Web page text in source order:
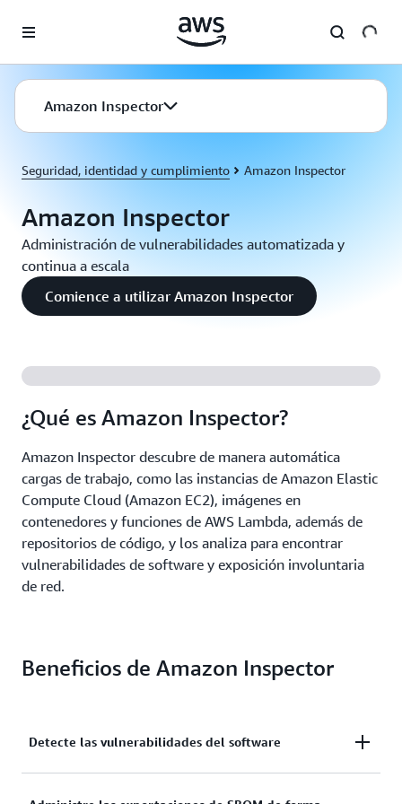
Amazon Inspector
Seguridad, identidad y cumplimiento Amazon Inspector
Amazon Inspector
Administración de vulnerabilidades automatizada y
continua a escala
Comience a utilizar Amazon Inspector
¿Qué es Amazon Inspector?
Amazon Inspector descubre de manera automática
cargas de trabajo, como las instancias de Amazon Elastic
Compute Cloud (Amazon EC2), imágenes en
contenedores y funciones de AWS Lambda, además de
repositorios de código, y los analiza para encontrar
vulnerabilidades de software y exposición involuntaria
de red.
Beneficios de Amazon Inspector
Detecte las vulnerabilidades del software